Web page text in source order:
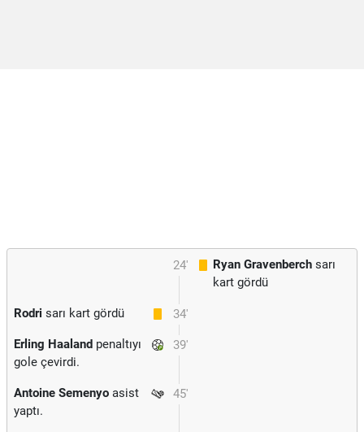
24' Ryan Gravenberch sarı
kart gördü
34'
Rodri sarı kart gördü
39'
Erling Haaland penaltıyı
gole çevirdi.
45'
Antoine Semenyo asist
yaptı.